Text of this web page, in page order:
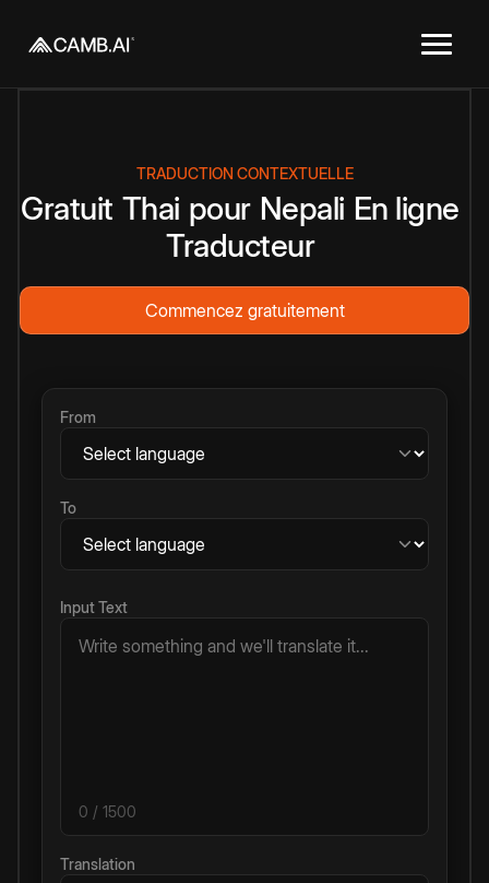
TRADUCTION CONTEXTUELLE
Gratuit Thai pour Nepali En ligne
Traducteur
Commencez gratuitement
From
To
Input Text
0 / 1500
Translation